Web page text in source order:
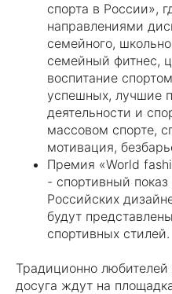
спорта в России»,
направлениями
семейного,
семейный фитнес,
воспитание
успешных, лучшие
деятельности и
массовом спорте,
мотивация,
Премия «World
- спортивный
Российских
будут
спортивных стилей.
Традиционно любителей
досуга ждут на